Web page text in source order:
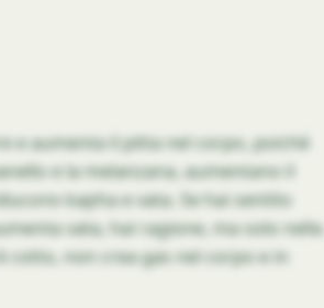
e aumenta il pitta nel corpo, poiché
e la melanzana, aumentano il
kapha e vata. Se hai sentito
vata, hai ragione, ma solo nella
cotto, non crea gas nel corpo e in